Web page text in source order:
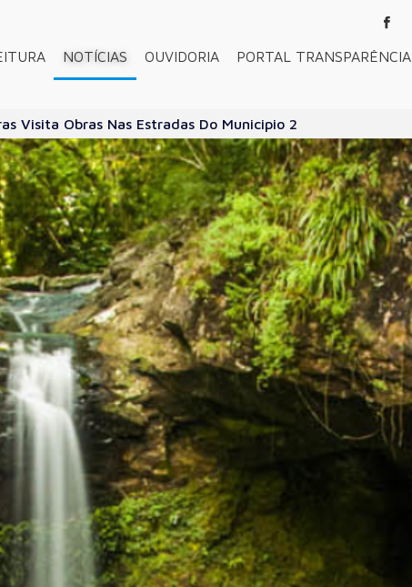
NOTÍCIAS OUVIDORIA PORTAL TRANSPARÊNCIA
Visita Obras Nas Estradas Do Municipio 2